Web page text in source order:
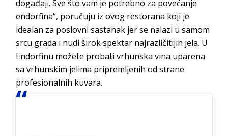
događaji. Sve što vam je potrebno za povećanje
endorfina“, poručuju iz ovog restorana koji je
idealan za poslovni sastanak jer se nalazi u samom
srcu grada i nudi širok spektar najrazličitijih jela. U
Endorfinu možete probati vrhunska vina uparena
sa vrhunskim jelima pripremljenih od strane
profesionalnih kuvara.